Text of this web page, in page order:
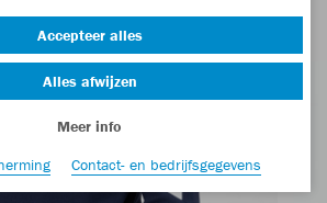
Accepteer alles
Alles afwijzen
Meer info
Contact- en bedrijfsgegevens